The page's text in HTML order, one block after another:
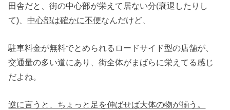
田舎だと、街の中心部が栄えて居ない分(衰退したりし
て)、 中心部は確かに不便なんだけど、
駐車料金が無料でとめられるロードサイド型の店舗が、
交通量の多い道にあり、街全体がまばらに栄えてる感じ
だよね。
逆に言うと、ちょっと足を伸ばせば大体の物が揃う。